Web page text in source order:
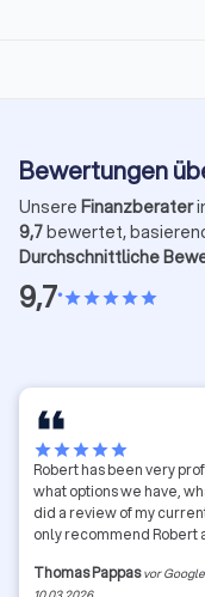
Bewertungen
Unsere Finanzberater
9,7bewertet,
Durchschnittliche
9,7•starstarstarstarstar
starstarstarstarstar
Robert has been very
what options we have,
did a review of my
only recommend Robert
Thomas Pappas vor Google